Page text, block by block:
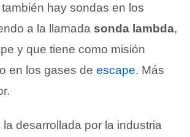
hay sondas en los
a la llamada sonda lambda,
y que tiene como misión
en los gases de escape. Más
desarrollada por la industria